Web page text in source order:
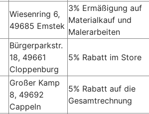
Wiesenring 6,
49685 Emstek
3% Ermäßigung auf
Materialkauf und
Malerarbeiten
Bürgerparkstr.
18, 49661
Cloppenburg
5% Rabatt im Store
Großer Kamp
8, 49692
Cappeln
5% Rabatt auf die
Gesamtrechnung